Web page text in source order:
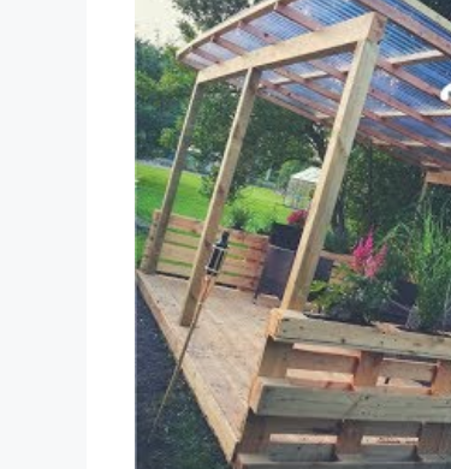
Dieses Video auf YouTube